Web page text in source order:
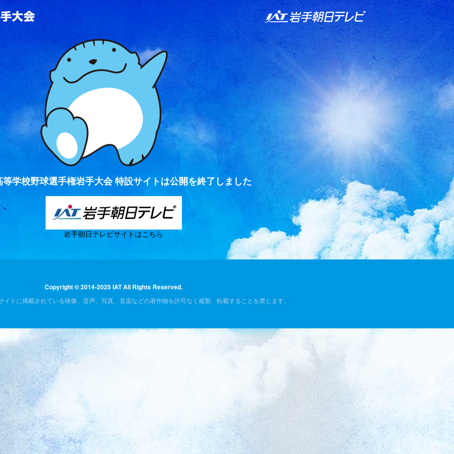
IAT 岩手朝日テレビ
等学校野球選手権岩手大会 特設サイトは公開を終了しました
岩手朝日テレビサイトはこちら
Copyright © 2014-2025 IAT All Rights Reserved.
イトに掲載されている映像、音声、写真、音楽などの著作物を許可なく複製、転載することを禁じます。